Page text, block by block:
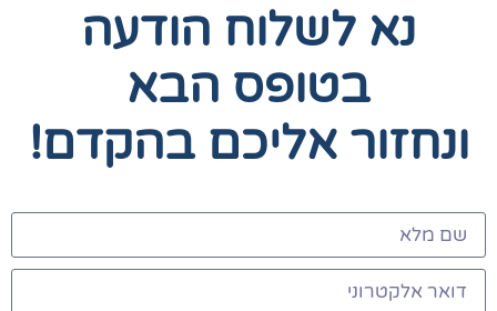
נא לשלוח הודעה
בטופס הבא
ונחזור אליכם בהקדם!